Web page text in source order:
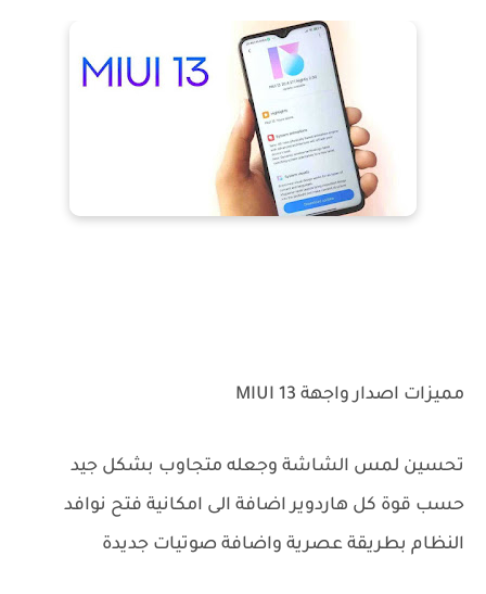
مميزات اصدار واجهة MIUI 13
تحسين لمس الشاشة وجعله متجاوب بشكل جيد
حسب قوة كل هاردوير اضافة الى امكانية فتح نوافد
النظام بطريقة عصرية واضافة صوتيات جديدة